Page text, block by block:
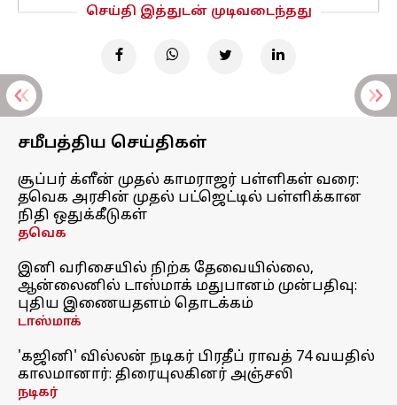
செய்தி இத்துடன் முடிவடைந்தது
சமீபத்திய செய்திகள்
சூப்பர் க்ளீன் முதல் காமராஜர் பள்ளிகள் வரை:
தவெக அரசின் முதல் பட்ஜெட்டில் பள்ளிக்கான
நிதி ஒதுக்கீடுகள்
தவெக
இனி வரிசையில் நிற்க தேவையில்லை,
ஆன்லைனில் டாஸ்மாக் மதுபானம் முன்பதிவு:
புதிய இணையதளம் தொடக்கம்
டாஸ்மாக்
'கஜினி' வில்லன் நடிகர் பிரதீப் ராவத் 74 வயதில்
காலமானார்: திரையுலகினர் அஞ்சலி
நடிகர்